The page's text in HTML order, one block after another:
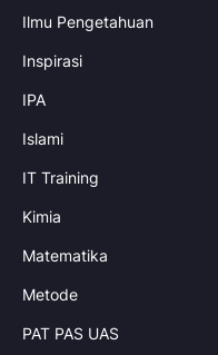
Ilmu Pengetahuan
Inspirasi
IPA
Islami
IT Training
Kimia
Matematika
Metode
PAT PAS UAS